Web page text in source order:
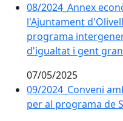
08/2024_Annex
l'Ajuntament
programa
d'igualtat i gent
07/05/2025
09/2024_Conveni
per al programa de